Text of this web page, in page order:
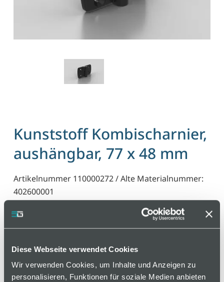
Diese Webseite verwendet Cookies
Wir verwenden Cookies, um Inhalte und Anzeigen zu
personalisieren, Funktionen für soziale Medien anbieten
Kunststoff Kombischarnier,
aushängbar, 77 x 48 mm
Artikelnummer 110000272 / Alte Materialnummer:
402600001
Für Flächenelemente und Aluminiumprofile. Das
Scharnier ist aushängbar.
auf Anfrage